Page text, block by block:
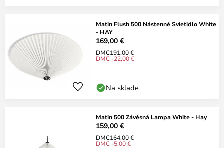
Matin Flush 500 Nástenné Svietidlo White
- HAY
169,00 €
DMC191,00 €
DMC -22,00 €
Na sklade
Matin 500 Závěsná Lampa White - Hay
159,00 €
DMC164,00 €
DMC -5,00 €